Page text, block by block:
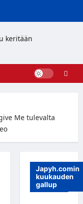
Me tulevalta
Japyh.comin
kuukauden
gallup